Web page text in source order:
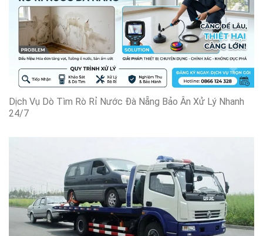
Dịch Vụ Dò Tìm Rò Rỉ Nước Đà Nẵng Bảo Ân Xử Lý Nhanh
24/7